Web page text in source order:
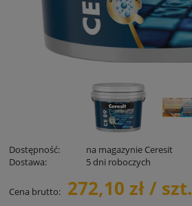
Dostępność:
na magazynie Ceresit
Dostawa:
5 dni roboczych
Cena brutto: 272,10 zł / szt.